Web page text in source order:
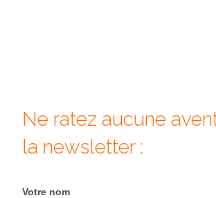
Ne ratez aucune
la newsletter :
Votre nom